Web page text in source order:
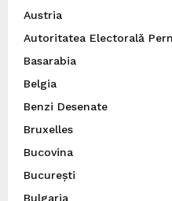
Austria
Autoritatea Electorală
Basarabia
Belgia
Benzi Desenate
Bruxelles
Bucovina
București
Bulgaria